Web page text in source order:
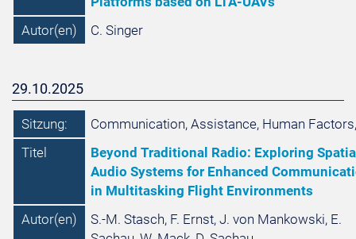
Autor(en)
C. Singer
29.10.2025
Sitzung:
Communication, Assistance, Human
Titel
Beyond Traditional Radio: Exploring
Audio Systems for Enhanced
in Multitasking Flight Environments
Autor(en)
S.-M. Stasch, F. Ernst, J. von Mankowski, E.